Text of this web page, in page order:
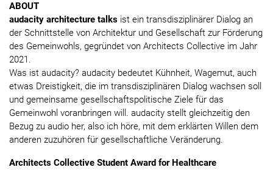
ABOUT
audacity architecture talks ist ein transdisziplinärer Dialog an
der Schnittstelle von Architektur und Gesellschaft zur Förderung
des Gemeinwohls, gegründet von Architects Collective im Jahr
2021.
Was ist audacity? audacity bedeutet Kühnheit, Wagemut, auch
etwas Dreistigkeit, die im transdisziplinären Dialog wachsen soll
und gemeinsame gesellschaftspolitische Ziele für das
Gemeinwohl voranbringen will. audacity stellt gleichzeitig den
Bezug zu audio her, also ich höre, mit dem erklärten Willen dem
anderen zuzuhören für gesellschaftliche Veränderung.
Architects Collective Student Award for Healthcare